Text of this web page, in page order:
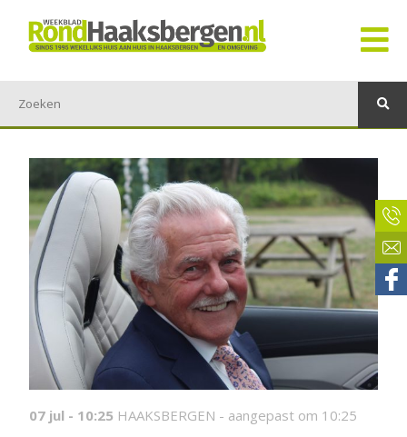
07 jul - 10:25 HAAKSBERGEN - aangepast om 10:25